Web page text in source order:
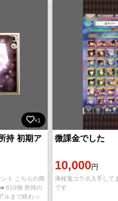
像アップの制限で画像
いです。見
×1
持 初期ア
ト こちらの商
610個 所持の
ルまで終わっ
微課金でした
10,000円
薄桜鬼コラボ入手して
です